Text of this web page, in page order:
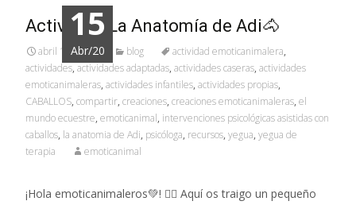
15
Abr/20
Actividad: La Anatomía de Adi🐴
abril 15, 2020 blog actividad emoticanimalera,
actividades, actividades adaptadas, actividades caseras, actividades
emoticanimaleras, actividades infantiles, actividades propias,
CABALLOS, compartir, creaciones, creaciones emoticanimaleras, el
mundo ecuestre, emoticanimal, intervenciones psicológicas asistidas con
caballos, la anatomia de Adi, psicóloga, recursos, yegua, yegua de
terapia
emoticanimal
¡Hola emoticanimaleros💚! 👉🏼 Aquí os traigo un pequeño